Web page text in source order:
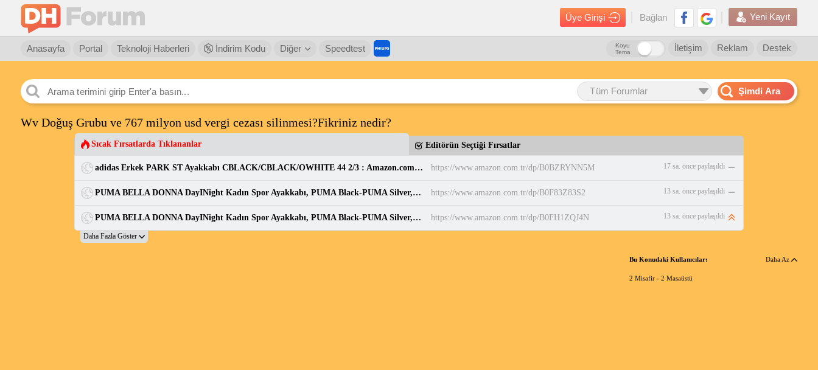
Üye Girişi Bağlan Yeni Kayıt
Anasayfa Portal Teknoloji Haberleri İndirim Kodu Diğer Speedtest Destek
Reklam
İletişim
Koyu
Tema
Tüm Forumlar Şimdi Ara
Wv Doğuş Grubu ve 767 milyon usd vergi cezası silinmesi?Fikriniz nedir?
Sıcak Fırsatlarda Tıklananlar Editörün Seçtiği Fırsatlar
adidas Erkek PARK ST Ayakkabı CBLACK/CBLACK/OWHITE 44 2/3 : Amazon.com.tr: Moda https://www.amazon.com.tr/dp/B0BZRYNN5M 17 sa. önce paylaşıldı
PUMA BELLA DONNA DayINight Kadın Spor Ayakkabı, PUMA Black-PUMA Silver, 35.5 : Amazon.com.tr: Moda https://www.amazon.com.tr/dp/B0F83Z83S2 13 sa. önce paylaşıldı
PUMA BELLA DONNA DayINight Kadın Spor Ayakkabı, PUMA Black-PUMA Silver, 35.5 : Amazon.com.tr: Moda https://www.amazon.com.tr/dp/B0FH1ZQJ4N 13 sa. önce paylaşıldı
Bu Konudaki Kullanıcılar: Daha Az
2 Misafir - 2 Masaüstü